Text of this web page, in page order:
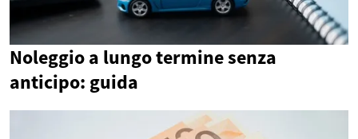
Noleggio a lungo termine senza
anticipo: guida